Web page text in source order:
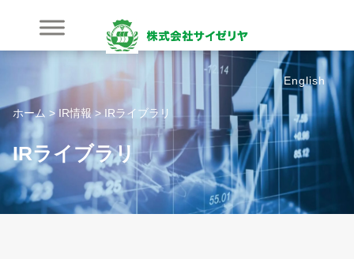
を
ッ
プ
English
ホーム > IR情報>IRライブラリ
IRライブラリ